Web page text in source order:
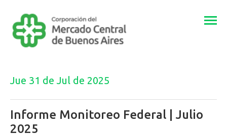
Jue 31 de Jul de 2025
Informe Monitoreo Federal | Julio
2025